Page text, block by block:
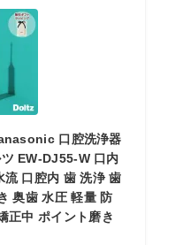
口腔洗浄器
EW-DJ55-W 口内
流 口腔内 歯 洗浄 歯
奥歯 水圧 軽量 防
正中 ポイント磨き